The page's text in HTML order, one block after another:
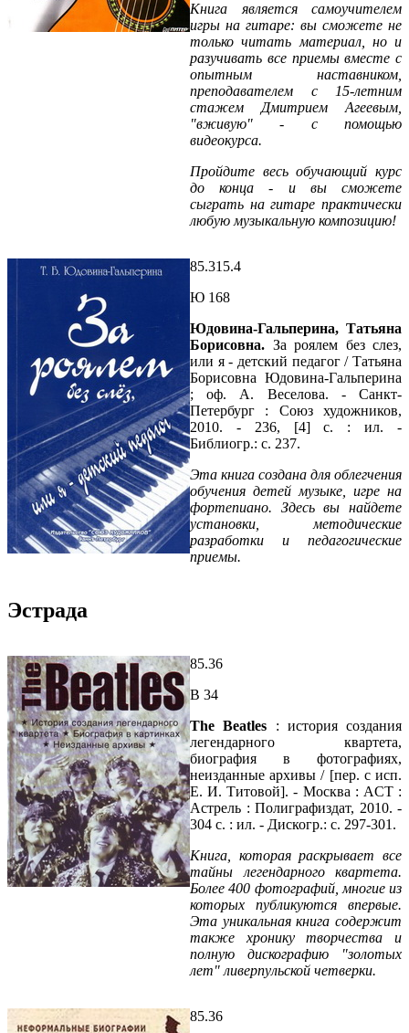
Книга является самоучителем
игры на гитаре: вы сможете не
только читать материал, но и
разучивать все приемы вместе с
опытным наставником,
преподавателем с 15-летним
стажем Дмитрием Агеевым,
"вживую" - с помощью
видеокурса.
Пройдите весь обучающий курс
до конца - и вы сможете
сыграть на гитаре практически
любую музыкальную композицию!
85.315.4
Ю 168
Юдовина-Гальперина, Татьяна
Борисовна. За роялем без слез,
или я - детский педагог / Татьяна
Борисовна Юдовина-Гальперина
; оф. А. Веселова. - Санкт-
Петербург : Союз художников,
2010. - 236, [4] с. : ил. -
Библиогр.: с. 237.
Эта книга создана для облегчения
обучения детей музыке, игре на
фортепиано. Здесь вы найдете
установки, методические
разработки и педагогические
приемы.
Эстрада
85.36
В 34
The Beatles : история создания
легендарного квартета,
биография в фотографиях,
неизданные архивы / [пер. с исп.
Е. И. Титовой]. - Москва : ACT :
Астрель : Полиграфиздат, 2010. -
304 с. : ил. - Дискогр.: с. 297-301.
Книга, которая раскрывает все
тайны легендарного квартета.
Более 400 фотографий, многие из
которых публикуются впервые.
Эта уникальная книга содержит
также хронику творчества и
полную дискографию "золотых
лет" ливерпульской четверки.
85.36